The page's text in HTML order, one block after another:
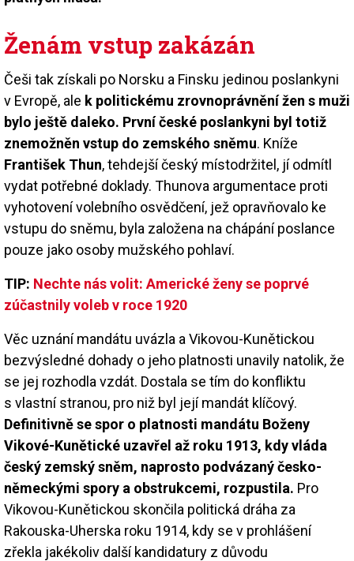
Ženám vstup zakázán
Češi tak získali po Norsku a Finsku jedinou poslankyni
v Evropě, ale k politickému zrovnoprávnění žen s muži
bylo ještě daleko. První české poslankyni byl totiž
znemožněn vstup do zemského sněmu. Kníže
František Thun, tehdejší český místodržitel, jí odmítl
vydat potřebné doklady. Thunova argumentace proti
vyhotovení volebního osvědčení, jež opravňovalo ke
vstupu do sněmu, byla založena na chápání poslance
pouze jako osoby mužského pohlaví.
TIP: Nechte nás volit: Americké ženy se poprvé
zúčastnily voleb v roce 1920
Věc uznání mandátu uvázla a Vikovou-Kunětickou
bezvýsledné dohady o jeho platnosti unavily natolik, že
se jej rozhodla vzdát. Dostala se tím do konfliktu
s vlastní stranou, pro niž byl její mandát klíčový.
Definitivně se spor o platnosti mandátu Boženy
Vikové-Kunětické uzavřel až roku 1913, kdy vláda
český zemský sněm, naprosto podvázaný česko-
německými spory a obstrukcemi, rozpustila. Pro
Vikovou-Kunětickou skončila politická dráha za
Rakouska-Uherska roku 1914, kdy se v prohlášení
zřekla jakékoliv další kandidatury z důvodu